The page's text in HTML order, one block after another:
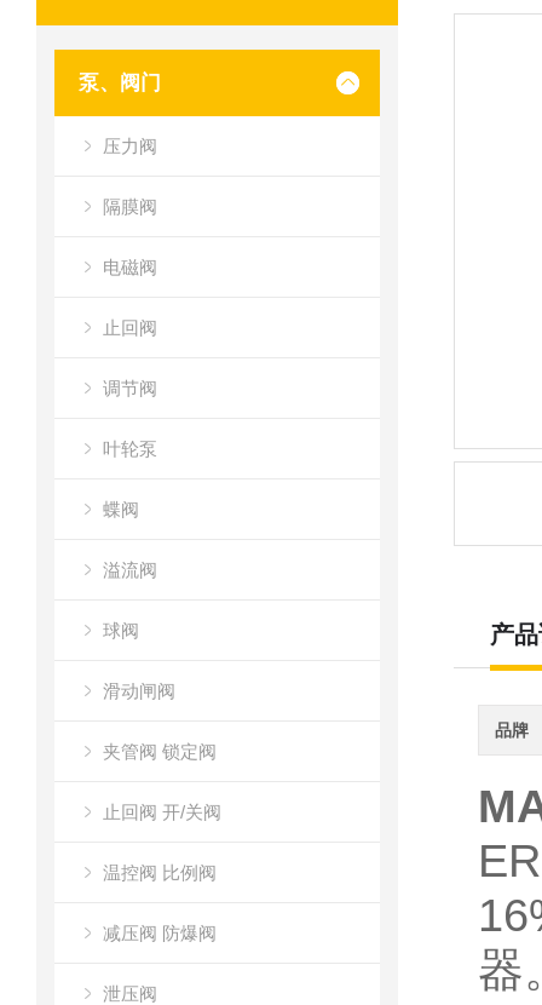
泵、阀门
压力阀
隔膜阀
电磁阀
止回阀
调节阀
叶轮泵
蝶阀
溢流阀
球阀
滑动闸阀
夹管阀 锁定阀
止回阀 开/关阀
温控阀 比例阀
减压阀 防爆阀
泄压阀
产
品牌
器